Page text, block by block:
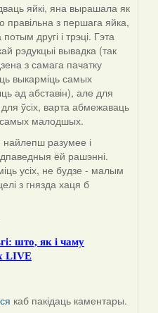
яйкі, яна вырашала як
правільна з першага яйка,
другі і трэці. Гэта
рэдукцыі вывадка (так
з самага пачатку
выкарміць самых
ад абставін), але для
ўсіх, варта абмежаваць
самых малодшых.
разумее і
ёй рашэнні.
усіх, не будзе - малым
з гнязда хаця б
што, як і чаму
LIVE
каб пакідаць каментары.